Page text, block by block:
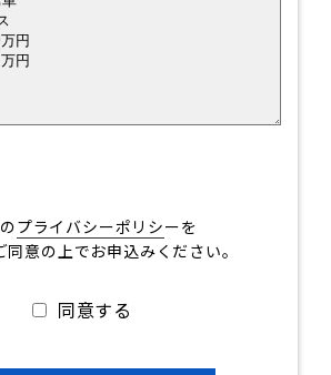
プライバシーポリシーを
同意の上でお申込みください。
同意する